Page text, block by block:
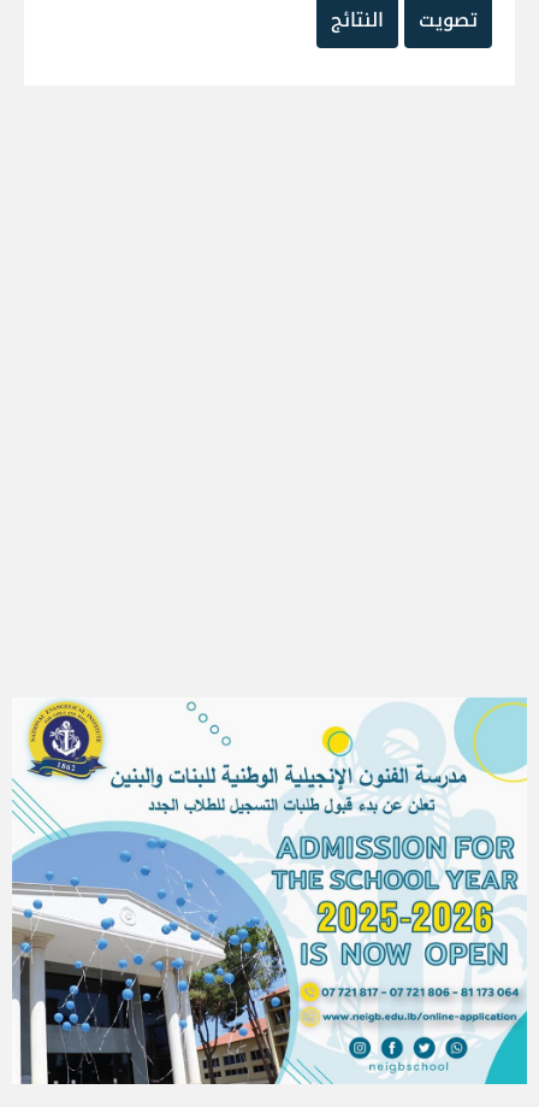
تصويت
النتائج